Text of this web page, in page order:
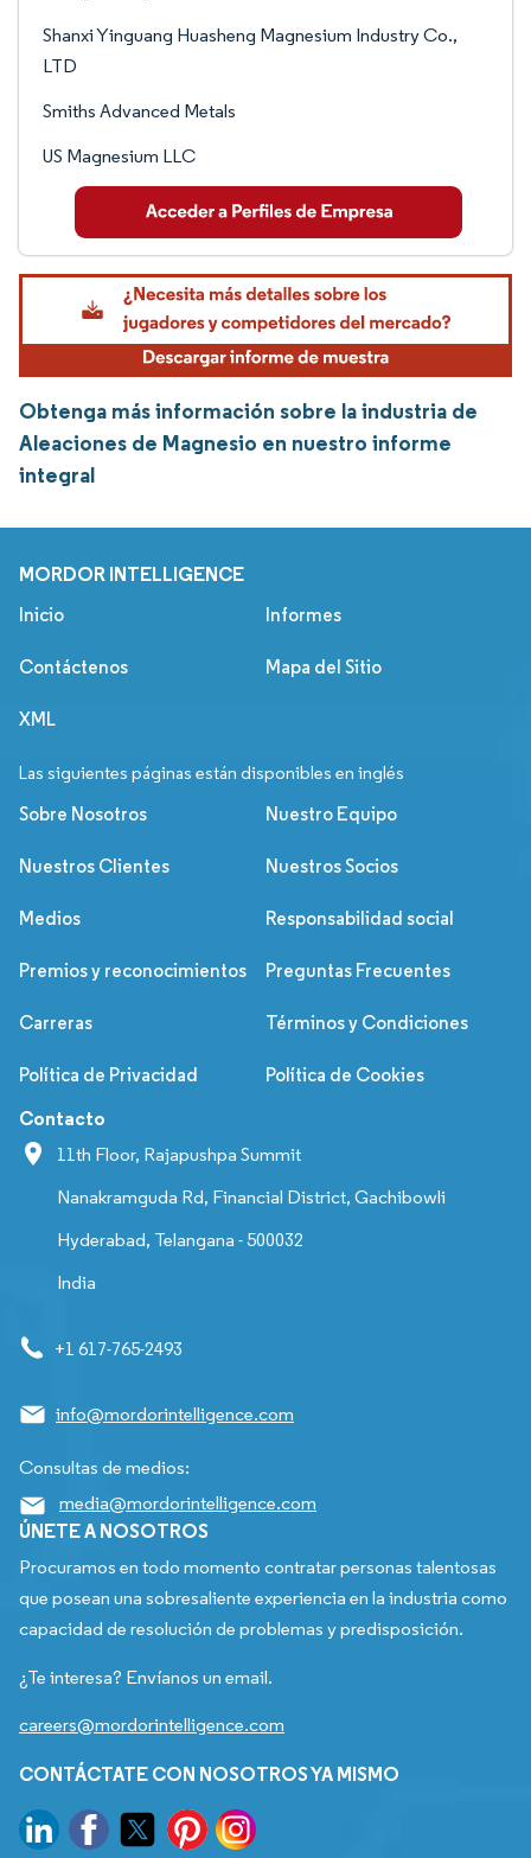
Shanxi Yinguang Huasheng Magnesium Industry Co.,
LTD
Smiths Advanced Metals
US Magnesium LLC
Obtenga más información sobre la industria de
Aleaciones de Magnesio en nuestro informe
integral
MORDOR INTELLIGENCE
Inicio Informes
Contáctenos Mapa del Sitio
XML
Las siguientes páginas están disponibles en inglés
Sobre Nosotros Nuestro Equipo
Nuestros Clientes Nuestros Socios
Medios Responsabilidad social
Premios y reconocimientos Preguntas Frecuentes
Carreras Términos y Condiciones
Política de Privacidad Política de Cookies
Contacto
11th Floor, Rajapushpa Summit
Nanakramguda Rd, Financial District, Gachibowli
Hyderabad, Telangana - 500032
India
+1 617-765-2493
info@mordorintelligence.com
Consultas de medios:
media@mordorintelligence.com
ÚNETE A NOSOTROS
Procuramos en todo momento contratar personas talentosas
que posean una sobresaliente experiencia en la industria como
capacidad de resolución de problemas y predisposición.
¿Te interesa? Envíanos un email.
careers@mordorintelligence.com
CONTÁCTATE CON NOSOTROS YA MISMO